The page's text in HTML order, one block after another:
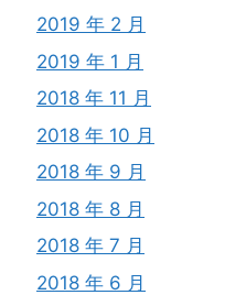
2019 年 2 月
2019 年 1 月
2018 年 11 月
2018 年 10 月
2018 年 9 月
2018 年 8 月
2018 年 7 月
2018 年 6 月